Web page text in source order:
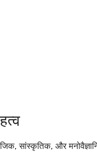
सांस्कृतिक, और